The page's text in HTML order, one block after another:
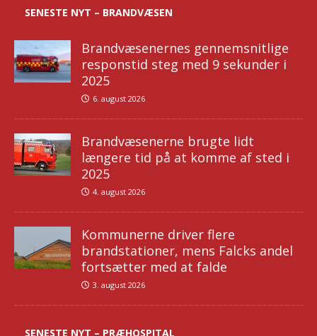
SENESTE NYT – BRANDVÆSEN
Brandvæsenernes gennemsnitlige
responstid steg med 9 sekunder i
2025
6. august 2026
Brandvæsenerne brugte lidt
længere tid på at komme af sted i
2025
4. august 2026
Kommunerne driver flere
brandstationer, mens Falcks andel
fortsætter med at falde
3. august 2026
SENESTE NYT – PRÆHOSPITAL